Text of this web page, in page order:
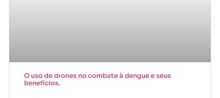
O uso de drones no combate à dengue e seus
benefícios.